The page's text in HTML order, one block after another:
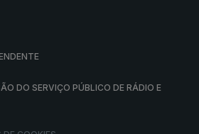
DO SERVIÇO PÚBLICO DE RÁDIO E